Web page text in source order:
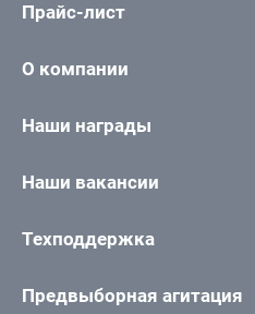
Прайс-лист
О компании
Наши награды
Наши вакансии
Техподдержка
Предвыборная агитация